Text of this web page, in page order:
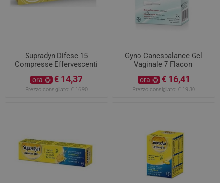
Supradyn Difese 15
Compresse Effervescenti
ora € 14,37
Prezzo consigliato: € 16,90
Gyno Canesbalance Gel
Vaginale 7 Flaconi
Applicatori
ora € 16,41
Prezzo consigliato: € 19,30